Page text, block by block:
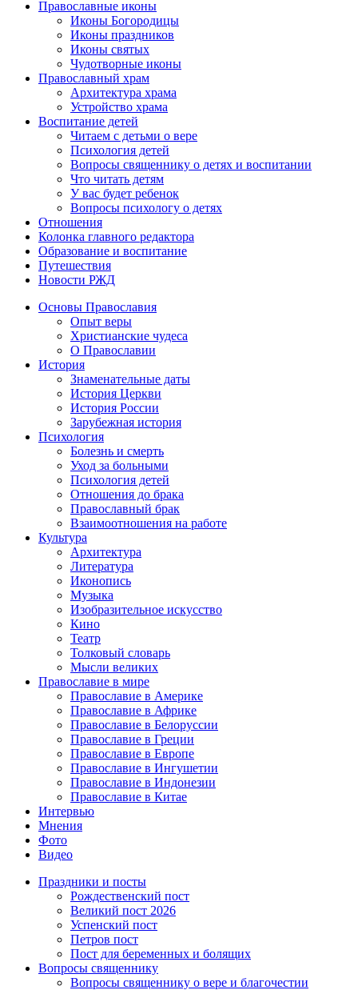
Православные иконы
Иконы Богородицы
Иконы праздников
Иконы святых
Чудотворные иконы
Православный храм
Архитектура храма
Устройство храма
Воспитание детей
Читаем с детьми о вере
Психология детей
Вопросы священнику о детях и воспитании
Что читать детям
У вас будет ребенок
Вопросы психологу о детях
Отношения
Колонка главного редактора
Образование и воспитание
Путешествия
Новости РЖД
Основы Православия
Опыт веры
Христианские чудеса
О Православии
История
Знаменательные даты
История Церкви
История России
Зарубежная история
Психология
Болезнь и смерть
Уход за больными
Психология детей
Отношения до брака
Православный брак
Взаимоотношения на работе
Культура
Архитектура
Литература
Иконопись
Музыка
Изобразительное искусство
Кино
Театр
Толковый словарь
Мысли великих
Православие в мире
Православие в Америке
Православие в Африке
Православие в Белоруссии
Православие в Греции
Православие в Европе
Православие в Ингушетии
Православие в Индонезии
Православие в Китае
Интервью
Мнения
Фото
Видео
Праздники и посты
Рождественский пост
Великий пост 2026
Успенский пост
Петров пост
Пост для беременных и болящих
Вопросы священнику
Вопросы священнику о вере и благочестии